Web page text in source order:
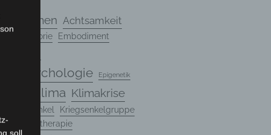
Achtsamkeit
Embodiment
Epigenetik
Klima Klimakrise
Kriegsenkel
Kriegsenkelgruppe
Psychotherapie
soll